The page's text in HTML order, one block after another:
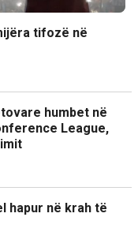
tifozë në
humbet në
League,
hapur në krah të